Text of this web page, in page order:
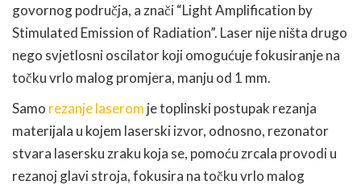
govornog područja, a znači “Light Amplification by
Stimulated Emission of Radiation”. Laser nije ništa drugo
nego svjetlosni oscilator koji omogućuje fokusiranje na
točku vrlo malog promjera, manju od 1 mm.
Samo rezanje laserom je toplinski postupak rezanja
materijala u kojem laserski izvor, odnosno, rezonator
stvara lasersku zraku koja se, pomoću zrcala provodi u
rezanoj glavi stroja, fokusira na točku vrlo malog